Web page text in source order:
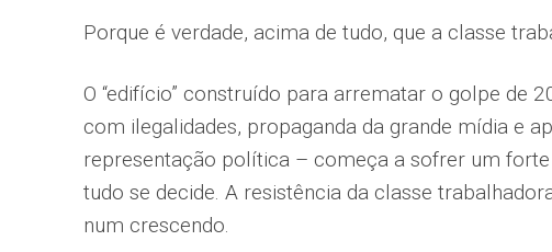
Porque é verdade, acima de tudo, que a classe
O “edifício” construído para arrematar o golpe de
com ilegalidades, propaganda da gran­de mídia e
representação política – começa a sofrer um
tudo se decide. A resistência da classe
num crescendo.